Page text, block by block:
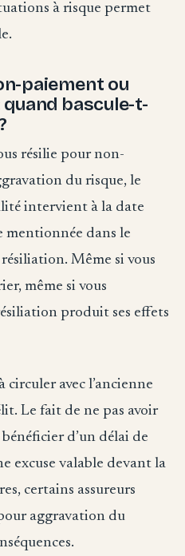
à risque permet
paiement ou
bascule-t-
résilie pour non-
du risque, le
intervient à la date
mentionnée dans le
Même si vous
même si vous
produit ses effets
circuler avec l’ancienne
Le fait de ne pas avoir
d’un délai de
excuse valable devant la
certains assureurs
aggravation du